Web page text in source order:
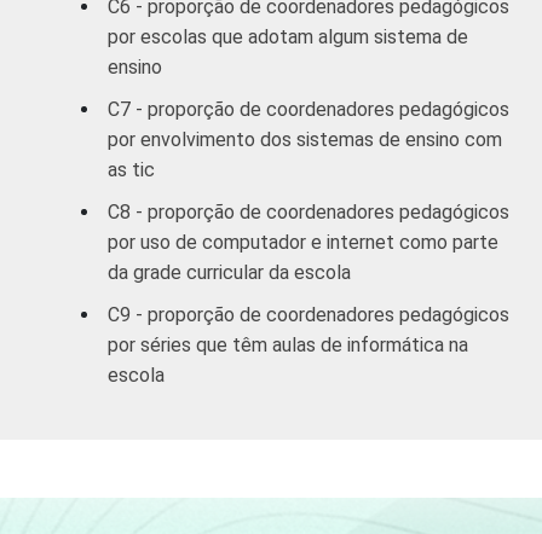
Nordeste 40
Sudeste 30
DEPENDÊNCIA
ADMINISTRATIVA
Pública
Municipal
25
Pública
Estadual
41
C6 - proporção de coordenadores pedagógicos
por escolas que adotam algum sistema de
ensino
C7 - proporção de coordenadores pedagógicos
por envolvimento dos sistemas de ensino com
as tic
C8 - proporção de coordenadores pedagógicos
por uso de computador e internet como parte
da grade curricular da escola
C9 - proporção de coordenadores pedagógicos
por séries que têm aulas de informática na
escola